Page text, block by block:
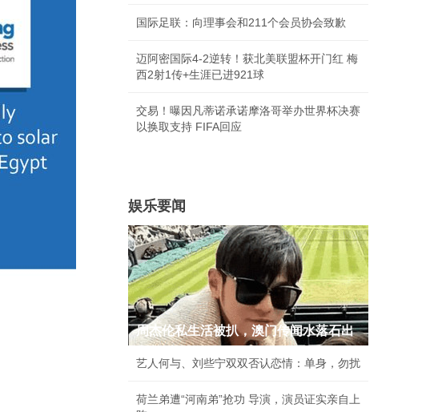
国际足联：向理事会和211个会员协会致歉
迈阿密国际4-2逆转！获北美联盟杯开门红 梅
西2射1传+生涯已进921球
交易！曝因凡蒂诺承诺摩洛哥举办世界杯决赛
以换取支持 FIFA回应
娱乐要闻
周杰伦私生活被扒，澳门传闻水落石出
艺人何与、刘些宁双双否认恋情：单身，勿扰
荷兰弟遭“河南弟”抢功 导演，演员证实亲自上